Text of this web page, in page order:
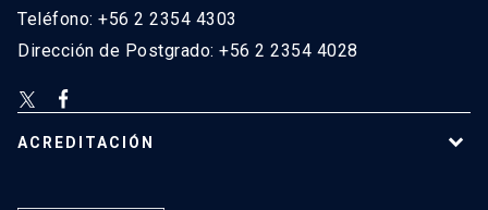
Teléfono: +56 2 2354 4303
Dirección de Postgrado: +56 2 2354 4028
ACREDITACIÓN